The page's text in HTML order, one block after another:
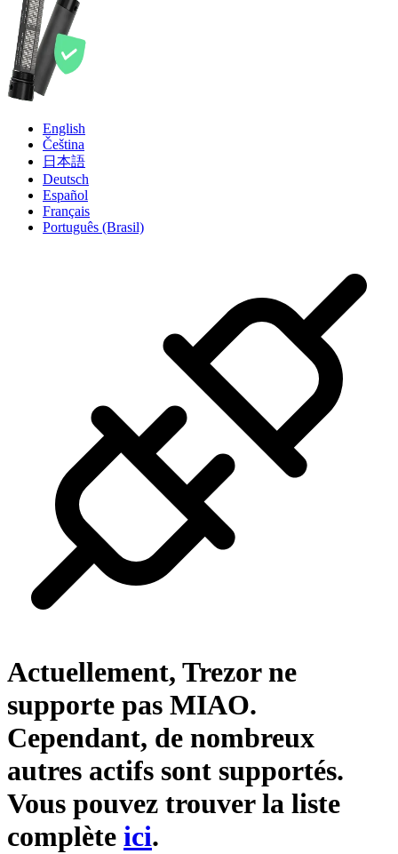
English
Čeština
日本語
Deutsch
Español
Français
Português (Brasil)
Actuellement, Trezor ne
supporte pas MIAO.
Cependant, de nombreux
autres actifs sont supportés.
Vous pouvez trouver la liste
complète ici.